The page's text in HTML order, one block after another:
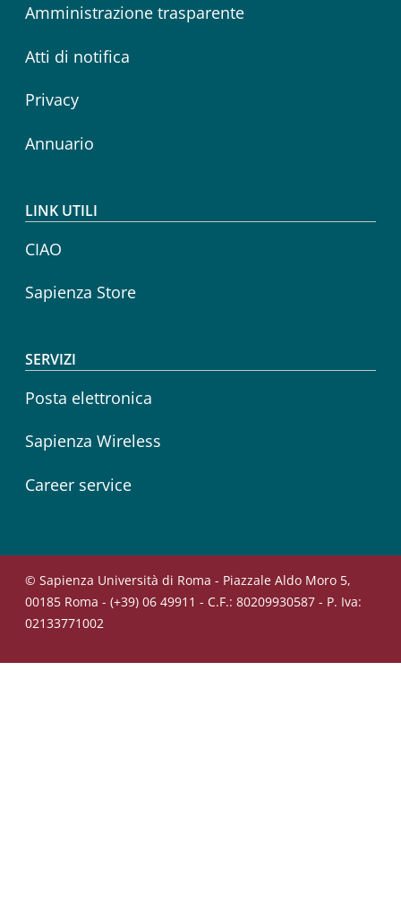
Amministrazione trasparente
Atti di notifica
Privacy
Annuario
LINK UTILI
CIAO
Sapienza Store
SERVIZI
Posta elettronica
Sapienza Wireless
Career service
© Sapienza Università di Roma - Piazzale Aldo Moro 5,
00185 Roma - (+39) 06 49911 - C.F.: 80209930587 - P. Iva:
02133771002